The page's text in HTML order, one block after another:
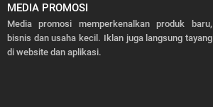
MEDIA PROMOSI
Media promosi memperkenalkan produk baru,
bisnis dan usaha kecil. Iklan juga langsung tayang
di website dan aplikasi.